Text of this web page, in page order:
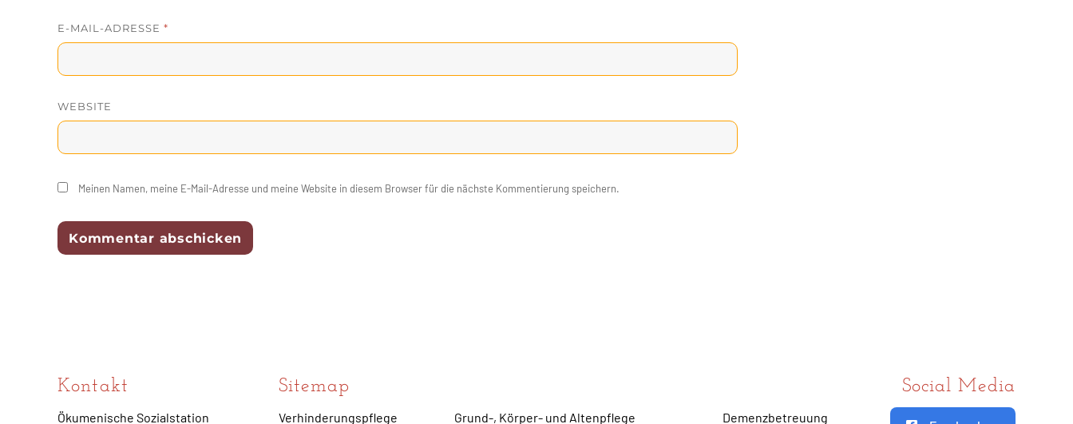
E-MAIL-ADRESSE *
WEBSITE
Meinen Namen, meine E-Mail-Adresse und meine Website in diesem Browser für die nächste Kommentierung speichern.
Kontakt
Ökumenische Sozialstation
Sitemap
Verhinderungspflege Grund-, Körper- und Altenpflege Demenzbetreuung
Social Media